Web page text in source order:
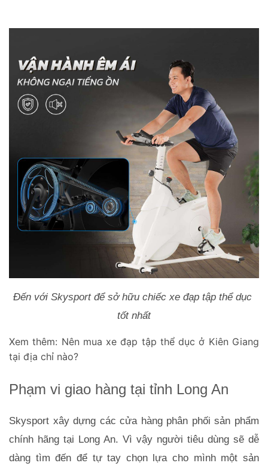
Đến với Skysport để sở hữu chiếc xe đạp tập thể dục
tốt nhất
Xem thêm: Nên mua xe đạp tập thể dục ở Kiên Giang
tại địa chỉ nào?
Phạm vi giao hàng tại tỉnh Long An
Skysport xây dựng các cửa hàng phân phối sản phẩm
chính hãng tại Long An. Vì vậy người tiêu dùng sẽ dễ
dàng tìm đến để tự tay chọn lựa cho mình một sản